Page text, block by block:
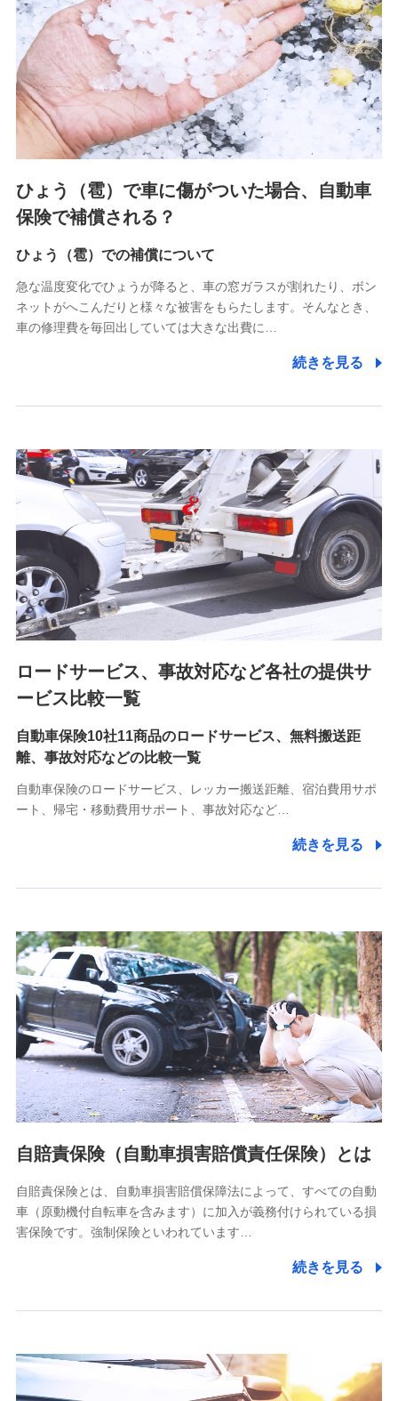
（なお、当社は複数の保険会社と取引があり、取得した個人
情報を取引のある他の保険会社の商品・サービスをご提案す
るために利用させていただくことがあります。）
上記に係る連絡・手続き・管理等付帯業務を行うため
3.セミナー募集サイトから取得した個人情報
各種セミナーの案内、開催のため
上記に係る連絡・手続き・管理等付帯業務を行うため
4.家族・友達紹介にて取得した個人情報
被紹介者への連絡、及び当社と取引のあるもしくは委託を受
けている保険会社・提携会社の保険その他に関する情報を提
供し、金融商品等の契約を勧奨するため
アンケートやキャンペーン等の実施のため
上記に係る連絡・手続き・管理等付帯業務を行うため
5.通話録音にて取得する情報
7.社員（従業者）の個人情報
人事･勤怠･健康・労務等の管理、給与支給、福利厚生・採用
退職関連処理等の各種手続きのため、当社と従業員または従
業員同士の連絡のため
8.取引先個人情報
取引先としての選定業務、営業情報の提供業務、契約締結手
続き業務、取引管理業務、およびこれらに準ずる業務の遂行
のため
9.お問い合わせ情報
各種お問い合わせに対応するため
10.受託業務の 個人情報
受託業務の遂行およびこれらに準ずる業務の遂行のため
11.マイカー通勤管理クラウド並びに法人向けASPサー
をお送りするため
分析するため
当社の対応品質向上やお問い合わせ内容の正確な把握のため
個人情報保護管理者の職名、連絡先
株式会社ドコモ・インシュアランス 営業部長
〒103-0013 東京都中央区日本橋人形町2-14-10 アーバン
ネット日本橋ビル 3F
株式会社ドコモ・インシュアランス
個人情報の第三者提供について
除き、第三者に提供いたしません。
業務の委託
当社は利用目的の達成に必要な範囲内において個人情報の取
【共同して利用される利用データの項目】
ひょう（雹）で車に傷がついた場合、自動車
保険で補償される？
ひょう（雹）での補償について
急な温度変化でひょうが降ると、車の窓ガラスが割れたり、ボン
ネットがへこんだりと様々な被害をもらたします。そんなとき、
車の修理費を毎回出していては大きな出費に…
続きを見る
ロードサービス、事故対応など各社の提供サ
ービス比較一覧
自動車保険10社11商品のロードサービス、無料搬送距
離、事故対応などの比較一覧
自動車保険のロードサービス、レッカー搬送距離、宿泊費用サポ
ート、帰宅・移動費用サポート、事故対応など…
続きを見る
自賠責保険（自動車損害賠償責任保険）とは
自賠責保険とは、自動車損害賠償保障法によって、すべての自動
車（原動機付自転車を含みます）に加入が義務付けられている損
害保険です。強制保険といわれています…
続きを見る